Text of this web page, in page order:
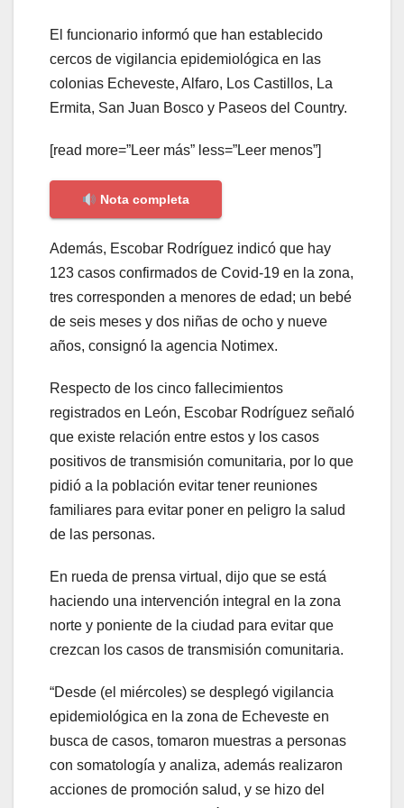
El funcionario informó que han establecido
cercos de vigilancia epidemiológica en las
colonias Echeveste, Alfaro, Los Castillos, La
Ermita, San Juan Bosco y Paseos del Country.
[read more=”Leer más” less=”Leer menos”]
Nota completa
Además, Escobar Rodríguez indicó que hay
123 casos confirmados de Covid-19 en la zona,
tres corresponden a menores de edad; un bebé
de seis meses y dos niñas de ocho y nueve
años, consignó la agencia Notimex.
Respecto de los cinco fallecimientos
registrados en León, Escobar Rodríguez señaló
que existe relación entre estos y los casos
positivos de transmisión comunitaria, por lo que
pidió a la población evitar tener reuniones
familiares para evitar poner en peligro la salud
de las personas.
En rueda de prensa virtual, dijo que se está
haciendo una intervención integral en la zona
norte y poniente de la ciudad para evitar que
crezcan los casos de transmisión comunitaria.
“Desde (el miércoles) se desplegó vigilancia
epidemiológica en la zona de Echeveste en
busca de casos, tomaron muestras a personas
con somatología y analiza, además realizaron
acciones de promoción salud, y se hizo del